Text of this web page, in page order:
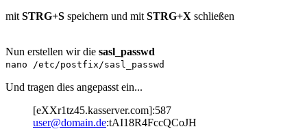
mit STRG+S speichern und mit STRG+X schließen
Nun erstellen wir die sasl_passwd
nano /etc/postfix/sasl_passwd
Und tragen dies angepasst ein...
[eXXr1tz45.kasserver.com]:587
user@domain.de:tAI18R4FccQCoJH